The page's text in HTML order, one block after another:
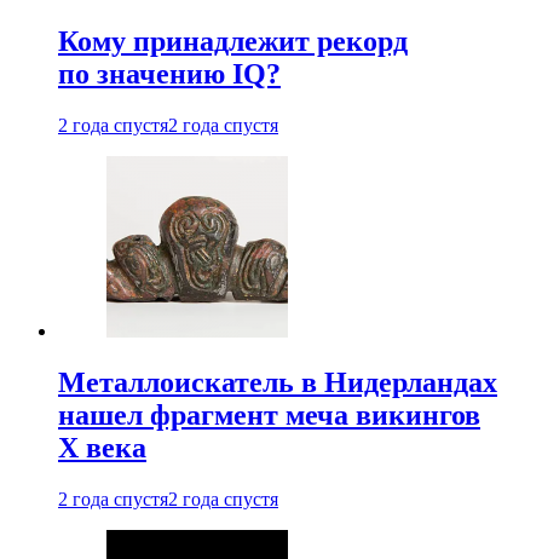
Кому принадлежит рекорд
по значению IQ?
2 года спустя2 года спустя
Металлоискатель в Нидерландах
нашел фрагмент меча викингов
X века
2 года спустя2 года спустя